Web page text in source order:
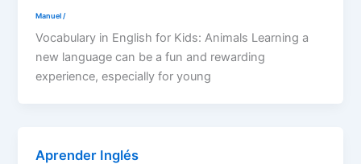
Manuel/
Vocabulary in English for Kids: Animals Learning a
new language can be a fun and rewarding
experience, especially for young
Aprender Inglés